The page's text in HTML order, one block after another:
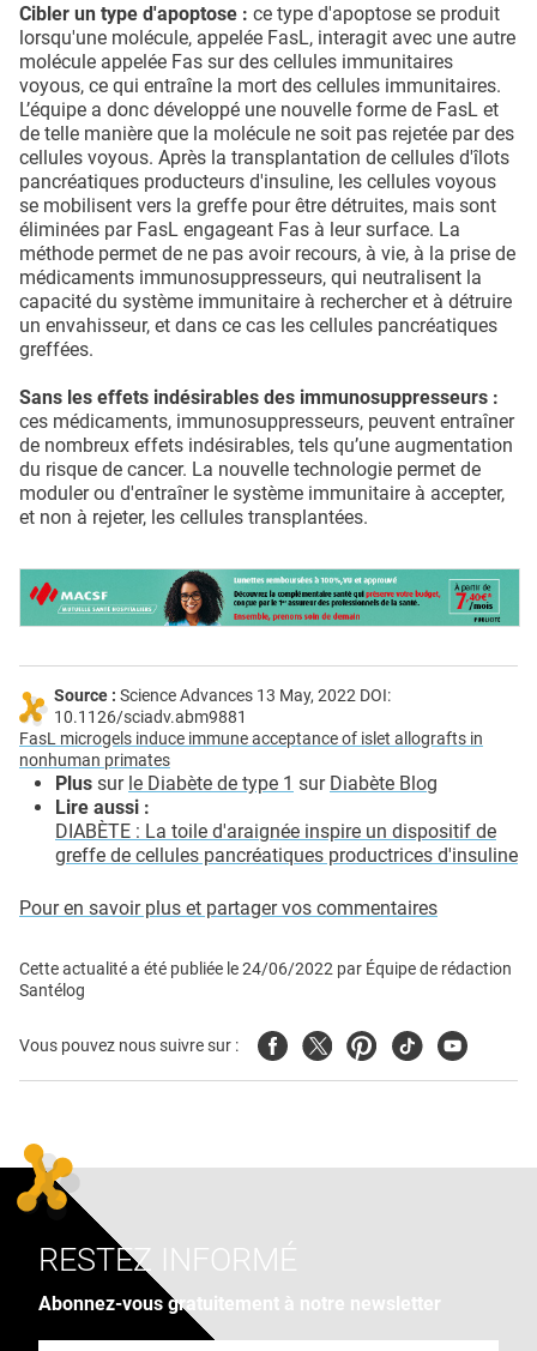
Cibler un type d'apoptose : ce type d'apoptose se produit
lorsqu'une molécule, appelée FasL, interagit avec une autre
molécule appelée Fas sur des cellules immunitaires
voyous, ce qui entraîne la mort des cellules immunitaires.
L’équipe a donc développé une nouvelle forme de FasL et
de telle manière que la molécule ne soit pas rejetée par des
cellules voyous. Après la transplantation de cellules d'îlots
pancréatiques producteurs d'insuline, les cellules voyous
se mobilisent vers la greffe pour être détruites, mais sont
éliminées par FasL engageant Fas à leur surface. La
méthode permet de ne pas avoir recours, à vie, à la prise de
médicaments immunosuppresseurs, qui neutralisent la
capacité du système immunitaire à rechercher et à détruire
un envahisseur, et dans ce cas les cellules pancréatiques
greffées.
Sans les effets indésirables des immunosuppresseurs :
ces médicaments, immunosuppresseurs, peuvent entraîner
de nombreux effets indésirables, tels qu’une augmentation
du risque de cancer. La nouvelle technologie permet de
moduler ou d'entraîner le système immunitaire à accepter,
et non à rejeter, les cellules transplantées.
Source : Science Advances 13 May, 2022 DOI:
10.1126/sciadv.abm9881
FasL microgels induce immune acceptance of islet allografts in
nonhuman primates
Plus sur le Diabète de type 1 sur Diabète Blog
Lire aussi :
DIABÈTE : La toile d'araignée inspire un dispositif de
greffe de cellules pancréatiques productrices d'insuline
Pour en savoir plus et partager vos commentaires
Cette actualité a été publiée le24/06/2022 par Équipe de rédaction
Santélog
Vous pouvez nous suivre sur : FacebookTwitterPinterest
TiktokYoutube
RESTEZ INFORMÉ
Abonnez-vous gratuitement à notre newsletter